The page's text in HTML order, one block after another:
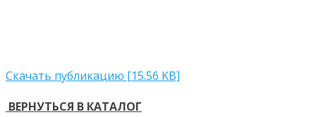
Скачать публикацию [15.56 KB]
ВЕРНУТЬСЯ В КАТАЛОГ